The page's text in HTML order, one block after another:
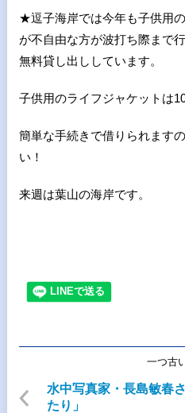
★逗子海岸では今年も子供用
が不自由な方が波打ち際まで
無料貸し出ししています。
子供用のライフジャケットは
簡単な手続きで借りられます
い！
来週は葉山の海岸です。
一つ古
水中写真家・長島敏春
たり」